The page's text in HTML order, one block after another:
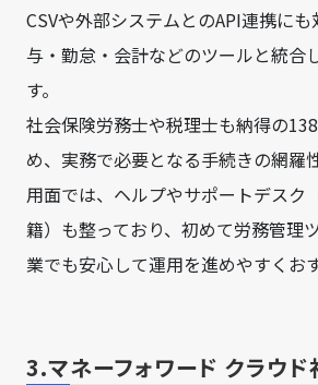
CSVや外部システムとのAPI連携に
与・勤怠・会計などのツールと統合
す。
社会保険労務士や税理士も納得の
め、実務で必要となる手続きの網羅
用面では、ヘルプやサポートデスク
籍）も整っており、初めて労務管理
業でも安心して運用を進めやすくお
3.マネーフォワード クラウ